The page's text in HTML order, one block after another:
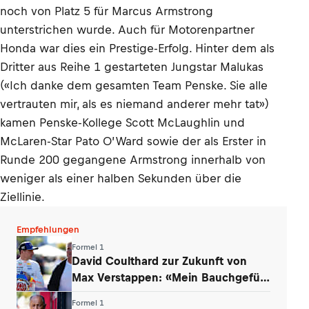
noch von Platz 5 für Marcus Armstrong
unterstrichen wurde. Auch für Motorenpartner
Honda war dies ein Prestige-Erfolg. Hinter dem als
Dritter aus Reihe 1 gestarteten Jungstar Malukas
(«Ich danke dem gesamten Team Penske. Sie alle
vertrauten mir, als es niemand anderer mehr tat»)
kamen Penske-Kollege Scott McLaughlin und
McLaren-Star Pato O’Ward sowie der als Erster in
Runde 200 gegangene Armstrong innerhalb von
weniger als einer halben Sekunden über die
Ziellinie.
Empfehlungen
Formel 1
David Coulthard zur Zukunft von
Max Verstappen: «Mein Bauchgefühl
Formel 1